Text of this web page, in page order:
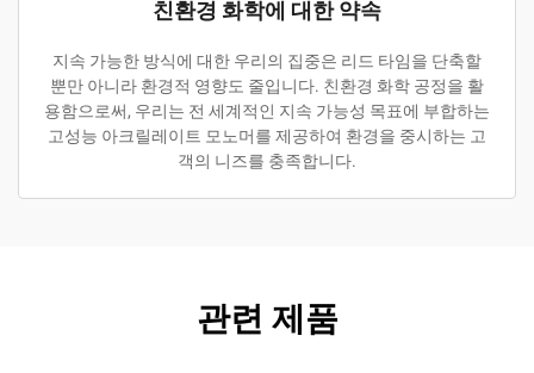
친환경 화학에 대한 약속
지속 가능한 방식에 대한 우리의 집중은 리드 타임을 단축할
뿐만 아니라 환경적 영향도 줄입니다. 친환경 화학 공정을 활
용함으로써, 우리는 전 세계적인 지속 가능성 목표에 부합하는
고성능 아크릴레이트 모노머를 제공하여 환경을 중시하는 고
객의 니즈를 충족합니다.
관련 제품